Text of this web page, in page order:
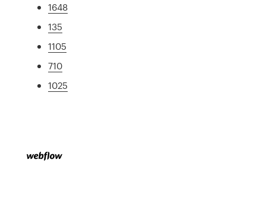
1648
135
1105
710
1025